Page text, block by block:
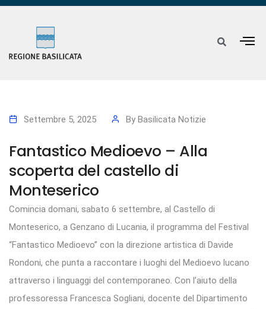
Settembre 5, 2025 By Basilicata Notizie
Fantastico Medioevo – Alla
scoperta del castello di
Monteserico
Comincia domani, sabato 6 settembre, al Castello di
Monteserico, a Genzano di Lucania, il programma del Festival
“Fantastico Medioevo” con la direzione artistica di Davide
Rondoni, che punta a raccontare i luoghi del Medioevo lucano
attraverso i linguaggi del contemporaneo. Con l’aiuto della
professoressa Francesca Sogliani, docente del Dipartimento